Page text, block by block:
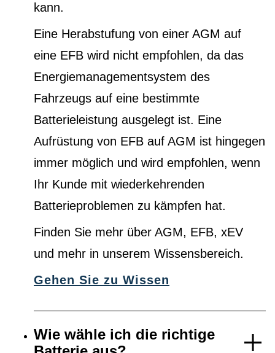
kann.
Eine Herabstufung von einer AGM auf
eine EFB wird nicht empfohlen, da das
Energiemanagementsystem des
Fahrzeugs auf eine bestimmte
Batterieleistung ausgelegt ist. Eine
Aufrüstung von EFB auf AGM ist hingegen
immer möglich und wird empfohlen, wenn
Ihr Kunde mit wiederkehrenden
Batterieproblemen zu kämpfen hat.
Finden Sie mehr über AGM, EFB, xEV
und mehr in unserem Wissensbereich.
Gehen Sie zu Wissen
Wie wähle ich die richtige